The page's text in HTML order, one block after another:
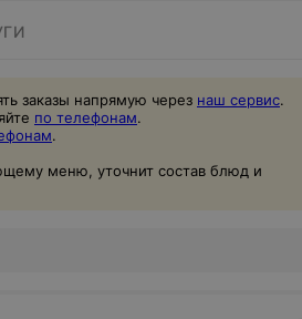
заказы напрямую через наш сервис.
по телефонам.
.
меню, уточнит состав блюд и